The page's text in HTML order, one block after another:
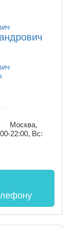
Москва,
22:00, Вс: